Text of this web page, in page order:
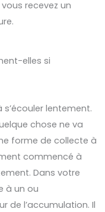
recevez un
elles si
lentement.
chose ne va
forme de collecte à
commencé à
Dans votre
à un ou
de l’accumulation. Il